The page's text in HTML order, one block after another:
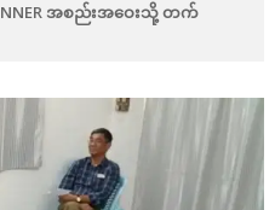
NNER အစည်းအဝေးသို့ တက်